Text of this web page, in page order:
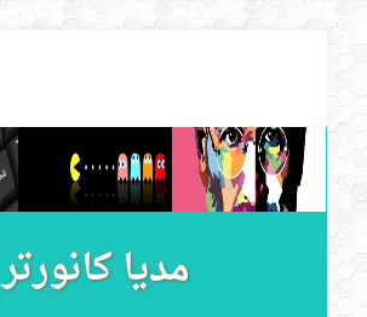
مدیا کانورتر